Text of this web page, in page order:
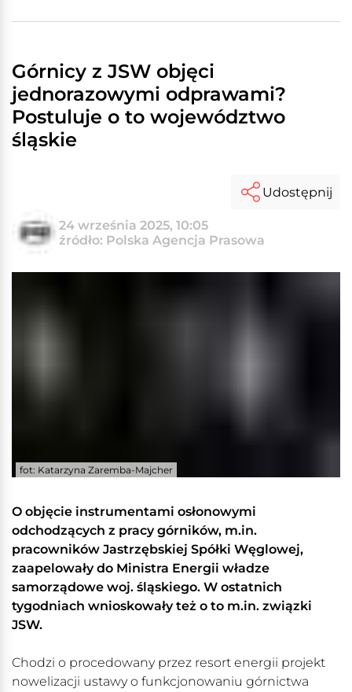
Górnicy z JSW objęci
jednorazowymi odprawami?
Postuluje o to województwo
śląskie
24 września 2025, 10:05
źródło: Polska Agencja Prasowa
Udostępnij
fot: Katarzyna Zaremba-Majcher
O objęcie instrumentami osłonowymi
odchodzących z pracy górników, m.in.
pracowników Jastrzębskiej Spółki Węglowej,
zaapelowały do Ministra Energii władze
samorządowe woj. śląskiego. W ostatnich
tygodniach wnioskowały też o to m.in. związki
JSW.
Chodzi o procedowany przez resort energii projekt
nowelizacji ustawy o funkcjonowaniu górnictwa